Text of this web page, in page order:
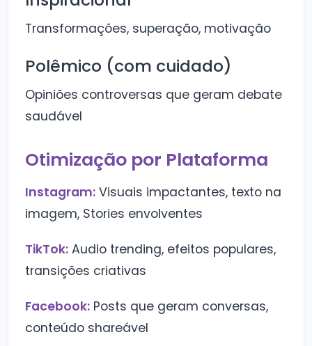
Transformações, superação, motivação
Polêmico (com cuidado)
Opiniões controversas que geram debate
saudável
Otimização por Plataforma
Instagram: Visuais impactantes, texto na
imagem, Stories envolventes
TikTok: Audio trending, efeitos populares,
transições criativas
Facebook: Posts que geram conversas,
conteúdo shareável